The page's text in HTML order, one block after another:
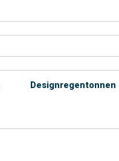
Designregentonnen